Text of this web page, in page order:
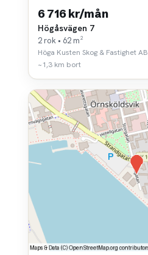
6 716 kr/mån
Högåsvägen 7
2 rok • 62 m²
Höga Kusten Skog & Fastighet AB
~1,3 km bort